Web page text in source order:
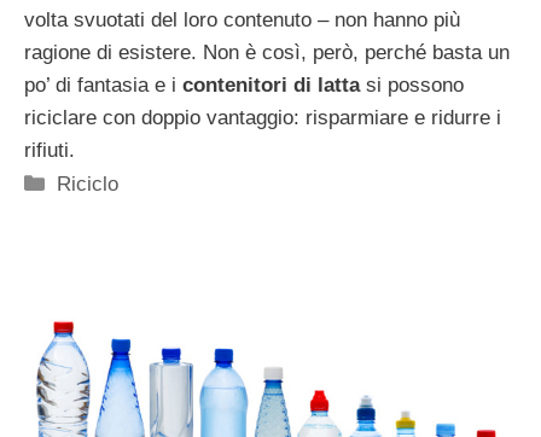
volta svuotati del loro contenuto – non hanno più
ragione di esistere. Non è così, però, perché basta un
po’ di fantasia e i contenitori di lattasi possono
riciclare con doppio vantaggio: risparmiare e ridurre i
rifiuti.
Categorie
Riciclo